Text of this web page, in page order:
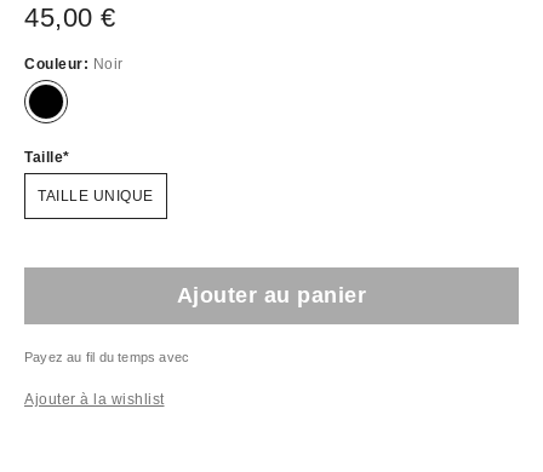
45,00 €
Couleur: Noir
Taille
TAILLE UNIQUE
Ajouter au panier
Payez au fil du temps avec
Ajouter à la wishlist